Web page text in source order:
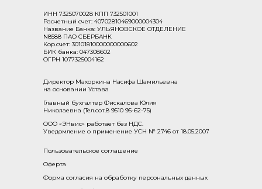
ИНН 7325070028 КПП 732501001
Расчетный счет: 40702810469000004304
Название Банка: УЛЬЯНОВСКОЕ ОТДЕЛЕНИЕ
N8588 ПАО СБЕРБАНК
Кор.счет: 30101810000000000602
БИК банка: 047308602
ОГРН 1077325004162
Директор Махоркина Насифа Шамильевна
на основании Устава
Главный бухгалтер Фискалова Юлия
Николаевна (Тел.сот.8 9510 95-62-75)
ООО «ЭНвис» работает без НДС.
Уведомление о применение УСН № 2746 от 18.05.2007
Пользовательское соглашение
Оферта
Форма согласия на обработку персональных данных